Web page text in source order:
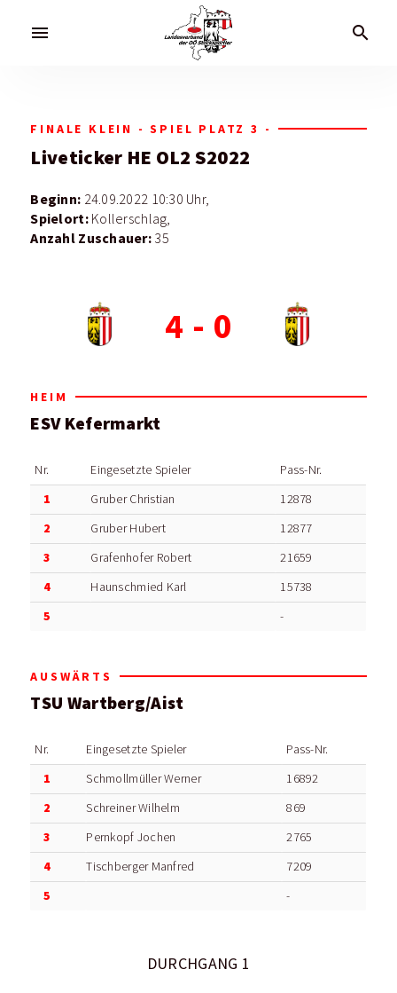
menu search
FINALE KLEIN - SPIEL PLATZ 3 -
Liveticker HE OL2 S2022
Beginn: 24.09.2022 10:30 Uhr,
Spielort: Kollerschlag,
Anzahl Zuschauer: 35
4 - 0
HEIM
ESV Kefermarkt
Nr. Eingesetzte Spieler Pass-Nr.
1 Gruber Christian 12878
2 Gruber Hubert 12877
3 Grafenhofer Robert 21659
4 Haunschmied Karl 15738
5 -
AUSWÄRTS
TSU Wartberg/Aist
Nr. Eingesetzte Spieler Pass-Nr.
1 Schmollmüller Werner 16892
2 Schreiner Wilhelm 869
3 Pernkopf Jochen 2765
4 Tischberger Manfred 7209
5 -
DURCHGANG 1